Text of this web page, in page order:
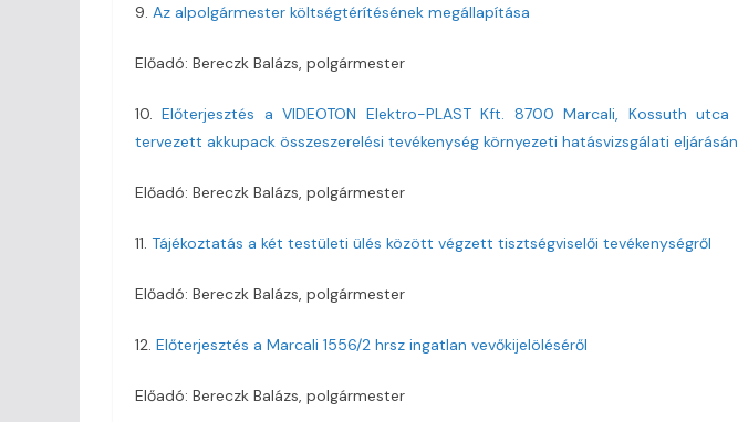
9. Az alpolgármester költségtérítésének megállapítása
Előadó: Bereczk Balázs, polgármester
10.Előterjesztés a VIDEOTON Elektro-PLAST Kft. 8700 Marcali, Kossuth
tervezett akkupack összeszerelési tevékenység környezeti hatásvizsgálati
Előadó: Bereczk Balázs, polgármester
11. Tájékoztatás a két testületi ülés között végzett tisztségviselői tevékenységről
Előadó: Bereczk Balázs, polgármester
12. Előterjesztés a Marcali 1556/2 hrsz ingatlan vevőkijelöléséről
Előadó: Bereczk Balázs, polgármester